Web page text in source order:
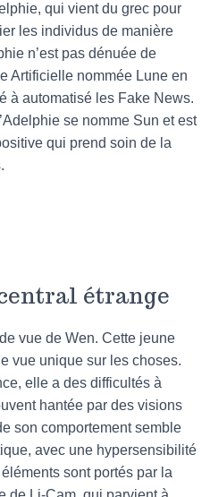
qui vient du grec pour
les individus de manière
n’est pas dénuée de
Artificielle nommée Lune en
à automatisé les Fake News.
se nomme Sun et est
qui prend soin de la
étrange
vue de Wen. Cette jeune
vue unique sur les choses.
elle a des difficultés à
hantée par des visions
son comportement semble
avec une hypersensibilité
sont portés par la